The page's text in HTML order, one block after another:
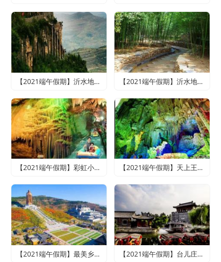
【2021端午假期】沂水地下大峡谷、萤火虫水洞、天上王城2日游 【2021端午假期】沂水地下大峡谷、萤火虫水洞、竹泉村、红石寨悠悠竹泉二日游
【2021端午假期】彩虹小镇、雪山彩虹谷、地下大峡谷、萤火虫水洞二日游 【2021端午假期】天上王城+地下大峡谷+萤火虫水洞+竹泉村+龙园古城三日游
【2021端午假期】最美乡村竹泉村+寻梦台儿庄古城+尼山圣境二日游 【2021端午假期】台儿庄古城、微山湖红荷湿地休闲两日游